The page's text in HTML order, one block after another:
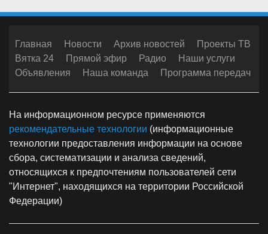
Главная Новости Архив новостей
Проекты ТВ
Вятка 24
Прямой эфир Радио
Наши услуги
Объявления
Наша команда Программа передач
На информационном ресурсе применяются
рекомендательные технологии (информационные
технологии предоставления информации на основе
сбора, систематизации и анализа сведений,
относящихся к предпочтениям пользователей сети
"Интернет", находящихся на территории Российской
Федерации)